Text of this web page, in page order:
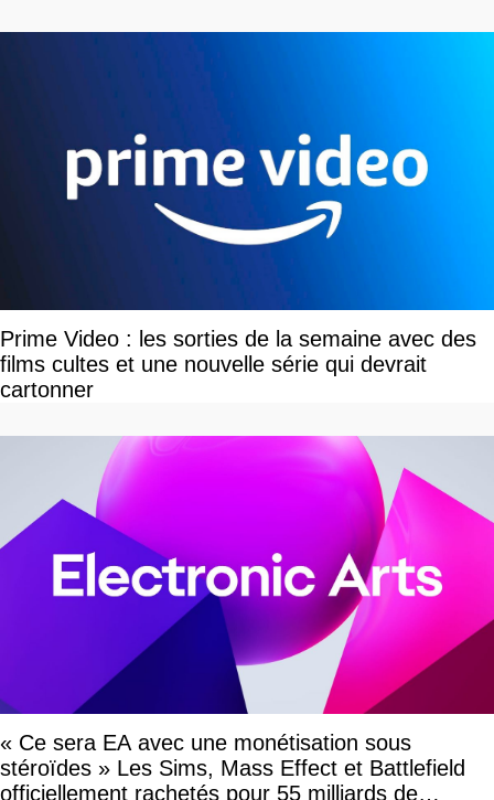
Prime Video : les sorties de la semaine avec des
films cultes et une nouvelle série qui devrait
cartonner
« Ce sera EA avec une monétisation sous
stéroïdes » Les Sims, Mass Effect et Battlefield
officiellement rachetés pour 55 milliards de